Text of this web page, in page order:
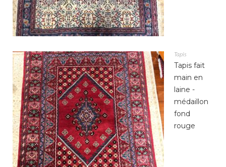
Tapis
Tapis fait
main en
laine -
médaillon
fond
rouge